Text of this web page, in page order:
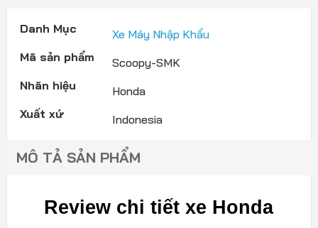
Danh Mục
Xe Máy Nhập Khẩu
Mã sản phẩm
Scoopy-SMK
Nhãn hiệu
Honda
Xuất xứ
Indonesia
MÔ TẢ SẢN PHẨM
Review chi tiết xe Honda